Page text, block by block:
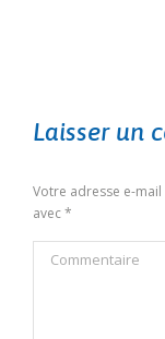
Laisser un
Votre adresse e-
avec*
Commentaire